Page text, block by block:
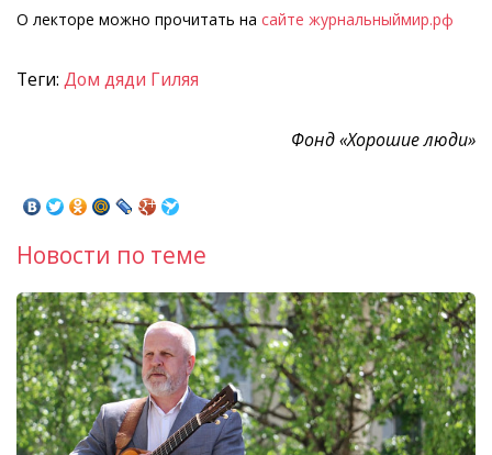
О лекторе можно прочитать на сайте журнальныймир.рф
Теги: Дом дяди Гиляя
Фонд «Хорошие люди»
Новости по теме